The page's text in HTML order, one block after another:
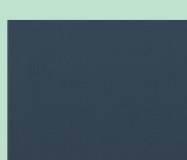
Перейти